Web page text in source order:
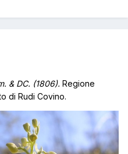
& DC. (1806). Regione
di Rudi Covino.